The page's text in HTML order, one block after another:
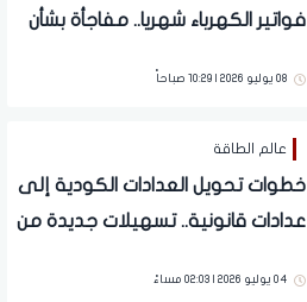
فواتير الكهرباء شهريا.. مفاجأة بشأن
08 يوليو 2026 | 10:29 صباحاً
عالم الطاقة
خطوات تحويل العدادات الكودية إلى
عدادات قانونية.. تسهيلات جديدة من
04 يوليو 2026 | 02:03 مساءً